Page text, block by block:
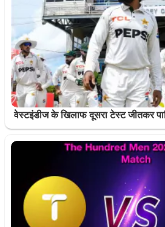
वेस्टइंडीज के खिलाफ दूसरा टेस्ट जीतकर